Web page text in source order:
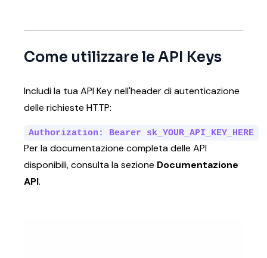
Come utilizzare le API Keys
Includi la tua API Key nell'header di autenticazione
delle richieste HTTP:
Authorization: Bearer sk_YOUR_API_KEY_HERE
Per la documentazione completa delle API
disponibili, consulta la sezione Documentazione
API.